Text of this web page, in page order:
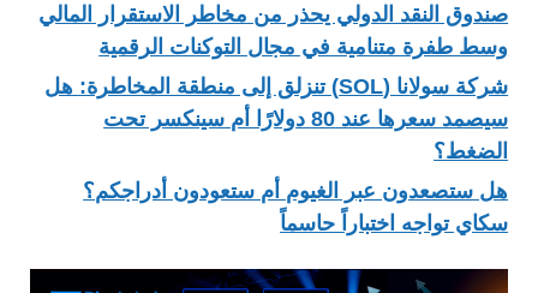
صندوق النقد الدولي يحذر من مخاطر الاستقرار المالي
وسط طفرة متنامية في مجال التوكنات الرقمية
شركة سولانا (SOL) تنزلق إلى منطقة المخاطرة: هل
سيصمد سعرها عند 80 دولارًا أم سينكسر تحت
الضغط؟
هل ستصعدون عبر الغيوم أم ستعودون أدراجكم؟
سكاي تواجه اختباراً حاسماً